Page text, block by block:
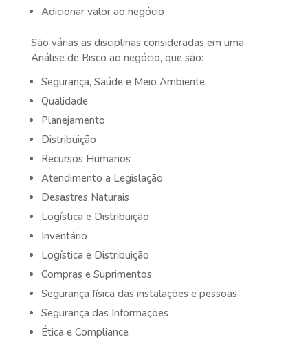
Adicionar valor ao negócio
São várias as disciplinas consideradas em uma
Análise de Risco ao negócio, que são:
Segurança, Saúde e Meio Ambiente
Qualidade
Planejamento
Distribuição
Recursos Humanos
Atendimento a Legislação
Desastres Naturais
Logística e Distribuição
Inventário
Logística e Distribuição
Compras e Suprimentos
Segurança física das instalações e pessoas
Segurança das Informações
Ética e Compliance